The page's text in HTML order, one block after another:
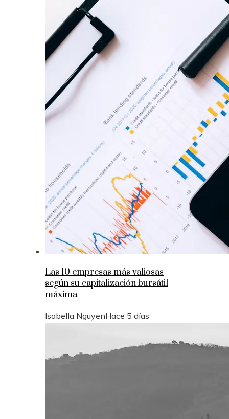
Las 10 empresas más valiosas
según su capitalización bursátil
máxima
Isabella NguyenHace 5 días